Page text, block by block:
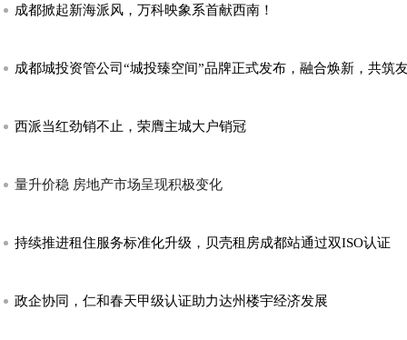
成都掀起新海派风，万科映象系首献西南！
成都城投资管公司“城投臻空间”品牌正式发布，融合焕新，共筑
西派当红劲销不止，荣膺主城大户销冠
量升价稳 房地产市场呈现积极变化
持续推进租住服务标准化升级，贝壳租房成都站通过双ISO认证
政企协同，仁和春天甲级认证助力达州楼宇经济发展